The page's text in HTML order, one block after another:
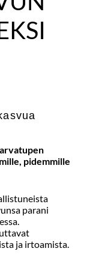
pidemmille
parani
ja irtoamista.